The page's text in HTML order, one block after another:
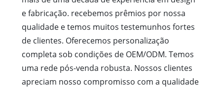
e fabricação. recebemos prêmios por nossa
qualidade e temos muitos testemunhos fortes
de clientes. Oferecemos personalização
completa sob condições de OEM/ODM. Temos
uma rede pós-venda robusta. Nossos clientes
apreciam nosso compromisso com a qualidade